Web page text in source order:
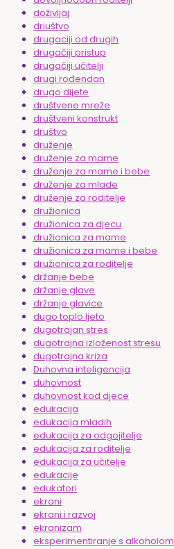
doživljaj
driuštvo
drugaciji od drugih
drugačiji pristup
drugačiji učitelji
drugi rođendan
drugo dijete
društvene mreže
društveni konstrukt
društvo
druženje
druženje za mame
druženje za mame i bebe
druženje za mlade
druženje za roditelje
družionica
družionica za djecu
družionica za mame
družionica za mame i bebe
družionica za roditelje
držanje bebe
držanje glave
držanje glavice
dugo toplo ljeto
dugotrajan stres
dugotrajna izloženost stresu
dugotrajna kriza
Duhovna inteligencija
duhovnost
duhovnost kod djece
edukacija
edukacija mladih
edukacija za odgojitelje
edukacija za roditelje
edukacija za učitelje
edukacije
edukatori
ekrani
ekrani i razvoj
ekranizam
eksperimentiranje s alkoholom